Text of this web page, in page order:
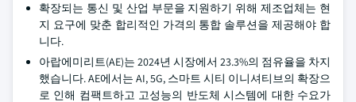
확장되는 통신 및 산업 부문을 지원하기 위해 제조업체는 현
지 요구에 맞춘 합리적인 가격의 통합 솔루션을 제공해야 합
니다.
아랍에미리트(AE)는 2024년 시장에서 23.3%의 점유율을 차지
했습니다. AE에서는 AI, 5G, 스마트 시티 이니셔티브의 확장으
로 인해 컴팩트하고 고성능의 반도체 시스템에 대한 수요가